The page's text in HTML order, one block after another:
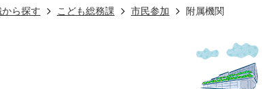
ら探す こども総務課 市民参加 附属機関